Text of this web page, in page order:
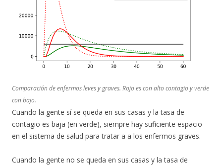
Comparación de enfermos leves y graves. Rojo es con alto contagio y verde
con bajo.
Cuando la gente sí se queda en sus casas y la tasa de
contagio es baja (en verde), siempre hay suficiente espacio
en el sistema de salud para tratar a a los enfermos graves.
Cuando la gente no se queda en sus casas y la tasa de